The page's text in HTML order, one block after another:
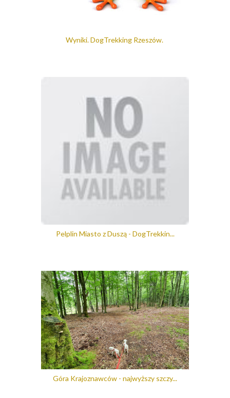
Wyniki. DogTrekking Rzeszów.
Pelplin Miasto z Duszą - DogTrekkin...
Góra Krajoznawców - najwyższy szczy...